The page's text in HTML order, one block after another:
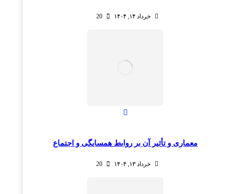
خرداد ۱۴, ۱۴۰۴ 20
معماری و تأثیر آن بر روابط همسایگی و اجتماع
خرداد ۱۳, ۱۴۰۴ 20